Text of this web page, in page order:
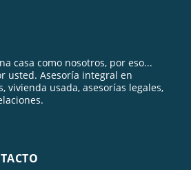
casa como nosotros, por eso...
usted. Asesoría integral en
vivienda usada, asesorías legales,